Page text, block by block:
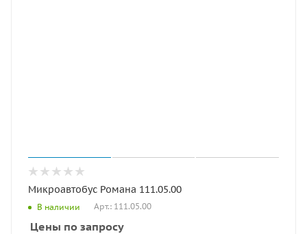
Микроавтобус Романа 111.05.00
В наличии Арт.: 111.05.00
Цены по запросу